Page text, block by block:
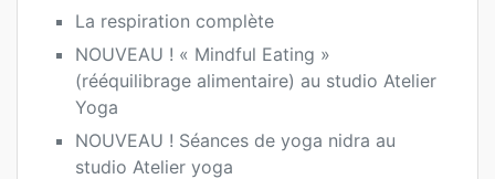
La respiration complète
NOUVEAU ! « Mindful Eating »
(rééquilibrage alimentaire) au studio Atelier
Yoga
NOUVEAU ! Séances de yoga nidra au
studio Atelier yoga